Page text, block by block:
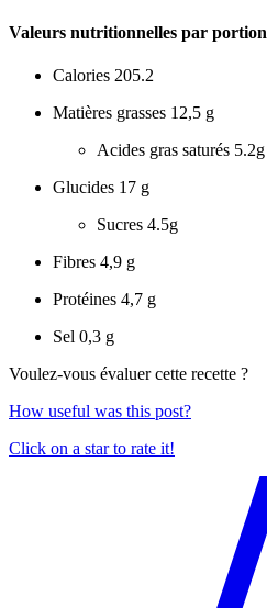
Valeurs nutritionnelles par portion
Calories 205.2
Matières grasses 12,5 g
Acides gras saturés 5.2g
Glucides 17 g
Sucres 4.5g
Fibres 4,9 g
Protéines 4,7 g
Sel 0,3 g
Voulez-vous évaluer cette recette ?
How useful was this post?
Click on a star to rate it!